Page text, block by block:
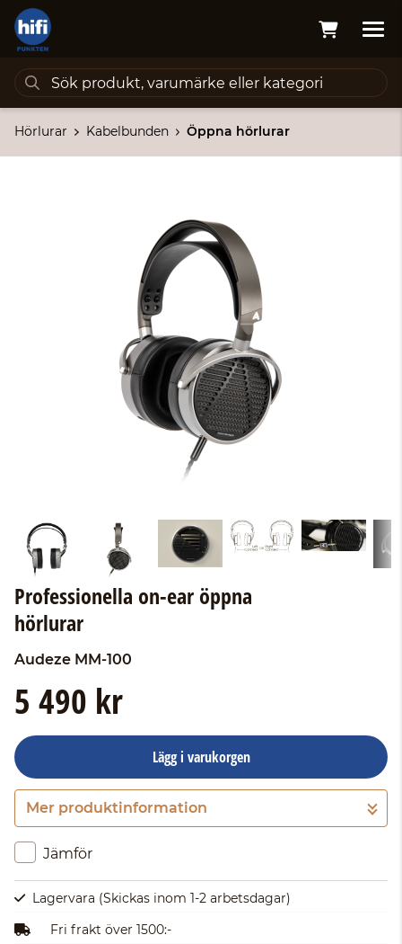
Hörlurar Kabelbunden Öppna hörlurar
Professionella on-ear öppna
hörlurar
Audeze MM-100
5 490 kr
Lägg i varukorgen
Gå till kassan
Mer produktinformation
Jämför
Lagervara (Skickas inom 1-2 arbetsdagar)
Fri frakt över 1500:-